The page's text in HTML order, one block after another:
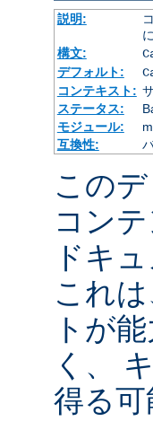
説明:
構文:
デフォルト:
コンテキスト:
ステータス:
モジュール:
互換性:
この
コン
ドキ
これ
トが
く、
得る